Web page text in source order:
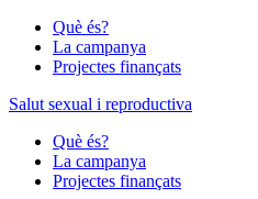
Què és?
La campanya
Projectes finançats
Salut sexual i reproductiva
Què és?
La campanya
Projectes finançats